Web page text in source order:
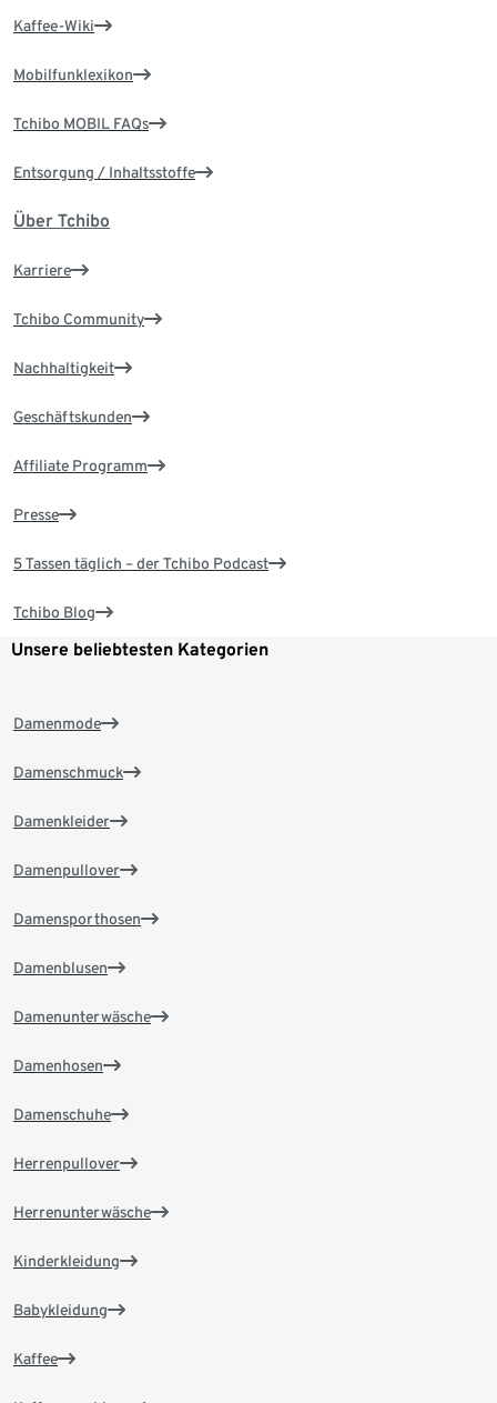
Kaffee-Wiki
Mobilfunklexikon
Tchibo MOBIL FAQs
Entsorgung / Inhaltsstoffe
Über Tchibo
Karriere
Tchibo Community
Nachhaltigkeit
Geschäftskunden
Affiliate Programm
Presse
5 Tassen täglich – der Tchibo Podcast
Tchibo Blog
Unsere beliebtesten Kategorien
Damenmode
Damenschmuck
Damenkleider
Damenpullover
Damensporthosen
Damenblusen
Damenunterwäsche
Damenhosen
Damenschuhe
Herrenpullover
Herrenunterwäsche
Kinderkleidung
Babykleidung
Kaffee